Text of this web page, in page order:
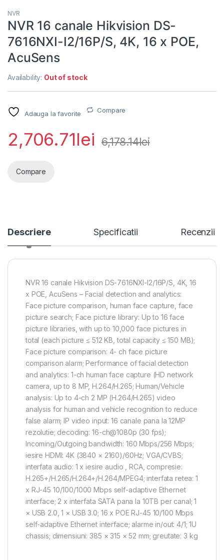
NVR
NVR 16 canale Hikvision DS-
7616NXI-I2/16P/S, 4K, 16 x POE,
AcuSens
Availability: Out of stock
Adauga la favorite Compare
2,706.71lei 6,178.14lei
Compare
Descriere Specificatii Recenzii
NVR 16 canale Hikvision DS-7616NXI-I2/16P/S, 4K, 16
x POE, AcuSens – Facial detection and analytics:
Face picture comparison, human face capture, face
picture search; Face picture library: Up to 16 face
picture libraries, with up to 10,000 face pictures in
total (each picture ≤ 512 KB, total capacity ≤ 150 MB);
Face picture comparison: 4- ch face picture
comparison alarm; Performance of facial detection
and analytics: 1-ch human face capture (HD network
camera, up to 8 MP, H.264/H.265; Human/Vehicle
analysis: Up to 4-ch 2 MP (H.264/H.265) video
analysis for human and vehicle recognition to reduce
false alarm; IP video input: 16 canale pana la 12MP
rezolutie; decoding: 16-ch@1080p (30 fps);
Incoming/Outgoing bandwidth: 160 Mbps/256 Mbps;
iesire HDMI: 4K (3840 × 2160)/60Hz; VGA/CVBS;
interfata audio: 1 x iesire audio , RCA, compresie:
H.265+/H.265/H.264+/H.264/MPEG4; interfata retea: 1
x RJ-45 10/100/1000 Mbps self-adaptive Ethernet
interface; 2 x interfata SATA pana la 10TB per canal; 1
× USB 2.0, 1 × USB 3.0; 16 x POE RJ-45 10/100 Mbps
self-adaptive Ethernet interface; alarme in/out: 4/1; 1U
chassis; dimensiuni: 385 × 315 × 52 mm; greutate: 3 kg